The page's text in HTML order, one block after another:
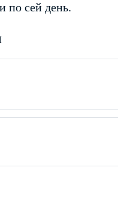
по сей день.